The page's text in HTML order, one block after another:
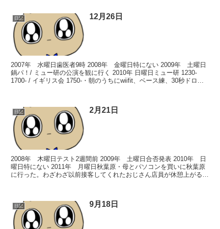
日記 12月26日
2007年 水曜日歯医者9時 2008年 金曜日特にない 2009年 土曜日
鍋パ！/ ミュー研の公演を観に行く 2010年 日曜日ミュー研 1230-
1700- / イギリス会 1750-・朝のうちにwiifit、ベース練、30秒ドロー
日記 2月21日
2008年 木曜日テスト2週間前 2009年 土曜日合否発表 2010年 日
曜日特にない 2011年 月曜日秋葉原・母とパソコンを買いに秋葉原
に行った。わざわざ以前接客してくれたおじさん店員が休憩上がるの
日記 9月18日